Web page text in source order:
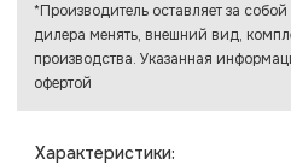
Характеристики:
*Производитель оставляет за
дилера менять, внешний вид,
производства. Указанная
офертой